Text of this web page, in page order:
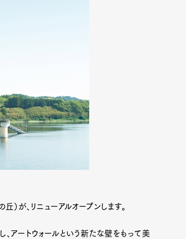
が、リニューアルオープンします。
アートウォールという新たな壁をもって美